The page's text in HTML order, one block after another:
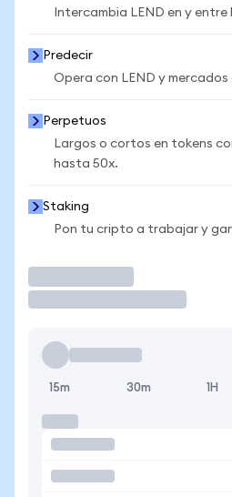
Intercambia LEND en y entre
Predecir
Opera con LEND y
Perpetuos
Largos o cortos en tokens
hasta 50x.
Staking
Pon tu cripto a trabajar y
15m 30m 1H